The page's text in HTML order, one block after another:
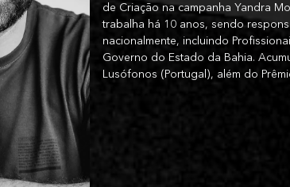
de Criação na campanha Yandra
trabalha há 10 anos, sendo
nacionalmente, incluindo
Governo do Estado da Bahia.
Lusófonos (Portugal), além do